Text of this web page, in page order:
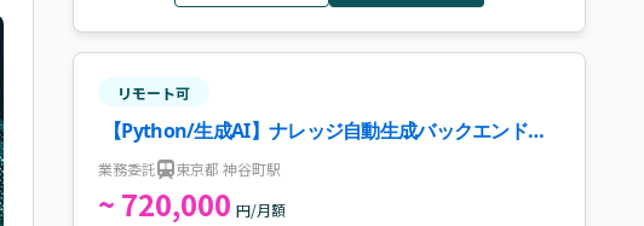
リモート可
【Python/生成AI】ナレッジ自動生成バックエンド開
発案件
業務委託 東京都 神谷町駅
~ 720,000 円/月額